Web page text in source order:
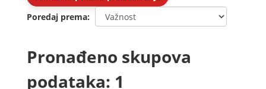
Poredaj prema
Pronađeno skupova
podataka: 1